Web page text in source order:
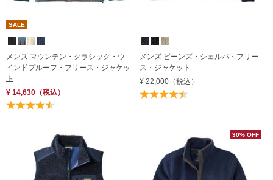
SALE
メンズ マウンテン・クラシック・ウ
インドプルーフ・フリース・ジャケッ
ト
¥ 14,630 （税込）
メンズ ビーンズ・シェルパ・フリー
ス・ジャケット
¥ 22,000（税込）
30% OFF